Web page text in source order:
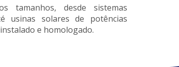
tamanhos, desde sistemas
usinas solares de potências
e homologado.